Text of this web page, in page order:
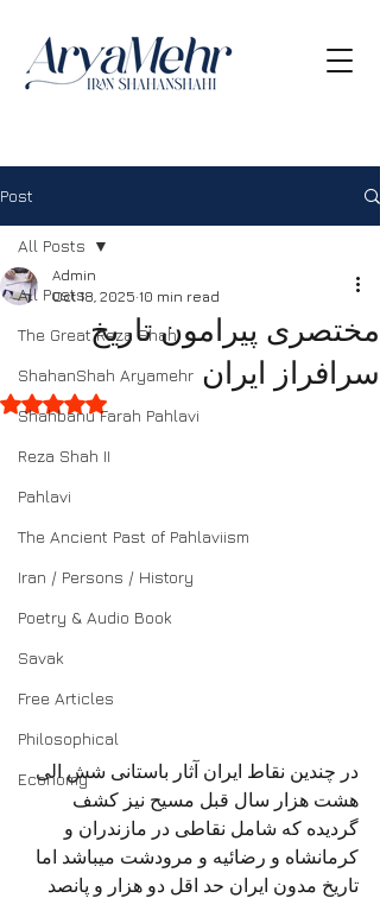
Post
All Posts
The Great Reza Shah
ShahanShah Aryamehr
Shahbanu Farah Pahlavi
Reza Shah II
Pahlavi
The Ancient Past of Pahlaviism
Iran / Persons / History
Poetry & Audio Book
Savak
Free Articles
Philosophical
Economy
All Posts
مختصری پیرامون تاریخ
سرافراز ایران
Admin
Oct 18, 2025 10 min read
Rated NaN out of 5 stars.
در چندین نقاط ایران آثار باستانی شش الی
هشت هزار سال قبل مسیح نیز کشف
گردیده که شامل نقاطی در مازندران و
کرمانشاه و رضائیه و مرودشت میباشد اما
تاریخ مدون ایران حد اقل دو هزار و پانصد